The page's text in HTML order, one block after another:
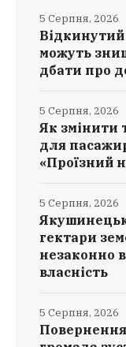
можуть
дбати про
5 Серпня, 2026
Як змінити
для
«Проїзний
5 Серпня, 2026
гектари
незаконно
власність
5 Серпня, 2026
5 Серпня, 2026